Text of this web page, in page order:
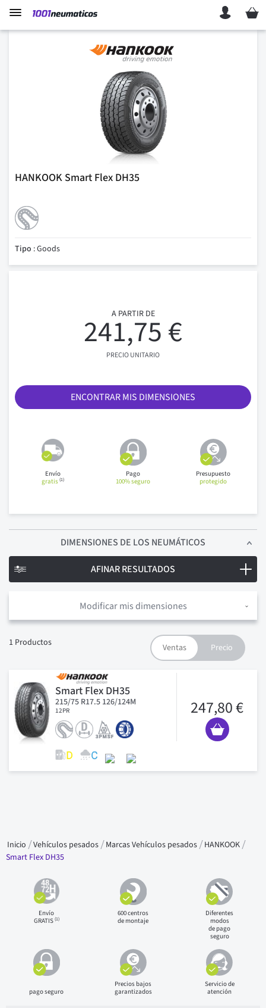
Mi
HANKOOK Smart Flex DH35
Tipo : Goods
A PARTIR DE
241,75 €
PRECIO UNITARIO
ENCONTRAR MIS DIMENSIONES
Envío
gratis(1)
Pago
100% seguro
Presupuesto
protegido
DIMENSIONES DE LOS NEUMÁTICOS
Modificar mis dimensiones
1 Productos
Smart Flex DH35
215/75 R17.5 126/124M
12PR 247,80 €
AFINAR RESULTADOS
Inicio Vehículos pesados Marcas Vehículos pesados
HANKOOK
Smart Flex DH35
Envío
GRATIS(1)
600 centros
de montaje
Diferentes
modos
de pago
seguro
pago seguro
Precios bajos
garantizados
Servicio de
atención